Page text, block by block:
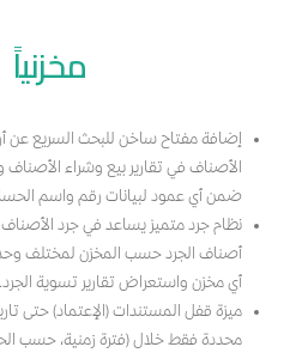
مخزنياً
إضافة مفتاح ساخن للبحث السريع عن
ضمن أي عمود لبيانات رقم واسم
نظام جرد متميز يساعد في جرد الأصناف
أصناف الجرد حسب المخزن لمختلف
أي مخزن واستعراض تقارير تسوية الجرد.
ميزة قفل المستندات (الإعتماد) حتى
محددة فقط خلال (فترة زمنية، حسب